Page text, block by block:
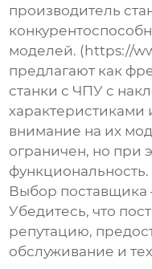
производитель
моделей. (https://
предлагают как
станки с ЧПУ с
характеристиками
внимание на их
ограничен, но при
функциональность.
Выбор поставщика
Убедитесь, что
репутацию,
обслуживание и